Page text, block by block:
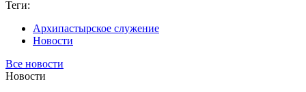
Теги:
Архипастырское служение
Новости
Все новости
Новости